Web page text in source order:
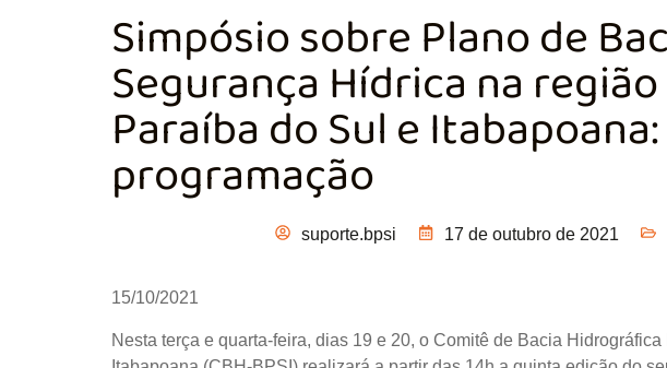
Simpósio sobre Plano de
Segurança Hídrica na
Paraíba do Sul e
programação
suporte.bpsi 17 de outubro de 2021
15/10/2021
Nesta terça e quarta-feira, dias 19 e 20, o Comitê de Bacia